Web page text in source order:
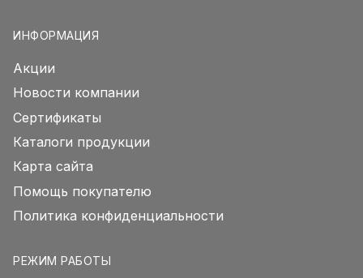
ИНФОРМАЦИЯ
Акции
Новости компании
Сертификаты
Каталоги продукции
Карта сайта
Помощь покупателю
Политика конфиденциальности
РЕЖИМ РАБОТЫ